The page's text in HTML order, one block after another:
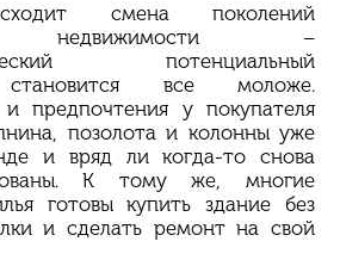
смена поколений
недвижимости –
потенциальный
становится все моложе.
и предпочтения у покупателя
позолота и колонны уже
и вряд ли когда-то снова
К тому же, многие
готовы купить здание без
и сделать ремонт на свой